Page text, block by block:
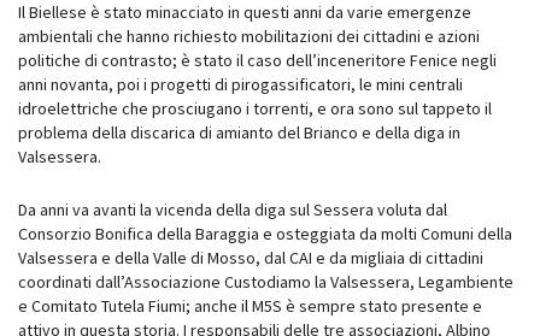
Il Biellese è stato minacciato in questi anni da varie emergenze
ambientali che hanno richiesto mobilitazioni dei cittadini e azioni
politiche di contrasto; è stato il caso dell’inceneritore Fenice negli
anni novanta, poi i progetti di pirogassificatori, le mini centrali
idroelettriche che prosciugano i torrenti, e ora sono sul tappeto il
problema della discarica di amianto del Brianco e della diga in
Valsessera.
Da anni va avanti la vicenda della diga sul Sessera voluta dal
Consorzio Bonifica della Baraggia e osteggiata da molti Comuni della
Valsessera e della Valle di Mosso, dal CAI e da migliaia di cittadini
coordinati dall’Associazione Custodiamo la Valsessera, Legambiente
e Comitato Tutela Fiumi; anche il M5S è sempre stato presente e
attivo in questa storia. I responsabili delle tre associazioni, Albino